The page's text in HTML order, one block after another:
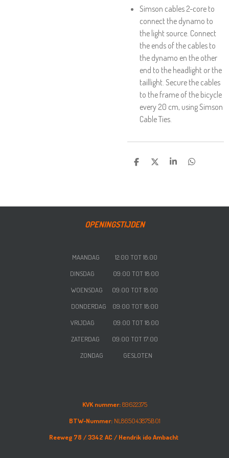
Simson cables 2-core to
connect the dynamo to
the light source. Connect
the ends of the cables to
the dynamo en the other
end to the headlight or the
taillight. Secure the cables
to the frame of the bicycle
every 20 cm, using Simson
Cable Ties.
DELENDEEL SHAREDELEN
OPENINGSTIJDEN
MAANDAG 12:00 TOT 18:00
DINSDAG 09:00 TOT 18:00
WOENSDAG 09:00 TOT 18:00
DONDERDAG 09:00 TOT 18:00
VRIJDAG
09:00 TOT 18:00
ZATERDAG 09:00 TOT 17:00
ZONDAG GESLOTEN
KVK nummer:89622375
BTW-Nummer:NL865043875B01
Reeweg 78 /3342 AC / Hendrik ido Ambacht